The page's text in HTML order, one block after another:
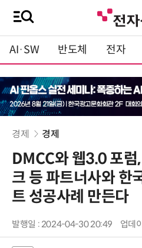
AI·SW 반도체 전자
경제 경제
DMCC와 웹3.0 포럼
크 등 파트너사와 한
트 성공사례 만든다
발행일 : 2024-04-30 20:49 업데